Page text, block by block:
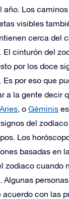
año. Los
visibles
cerca del
El cinturón del
por los doce
Es por eso que
a la gente decir
Aries, o Géminis
del
Los
basadas en
zodiaco cuando
Algunas
acuerdo con las